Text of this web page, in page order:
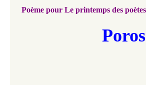
Poème pour Le printemps des poètes